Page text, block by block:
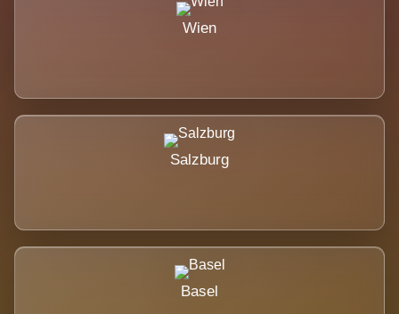
Wien
Salzburg
Basel